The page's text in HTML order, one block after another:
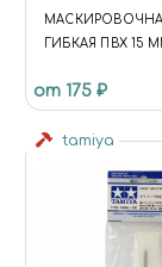
ГИБКАЯ ПВХ 15
от 175 ₽
tamiya